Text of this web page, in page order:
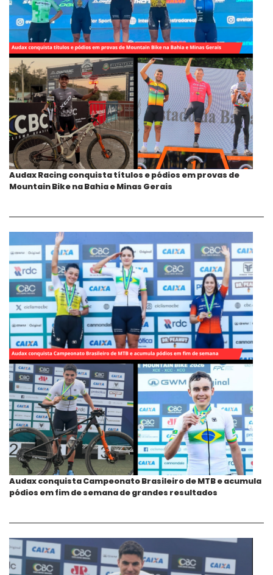
Audax Racing conquista títulos e pódios em provas de
Mountain Bike na Bahia e Minas Gerais
Audax conquista Campeonato Brasileiro de MTB e acumula
pódios em fim de semana de grandes resultados